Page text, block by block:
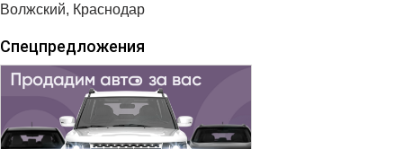
Волжский, Краснодар
Спецпредложения